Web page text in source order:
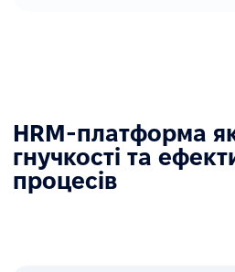
HRM-платформа
гнучкості та
процесів